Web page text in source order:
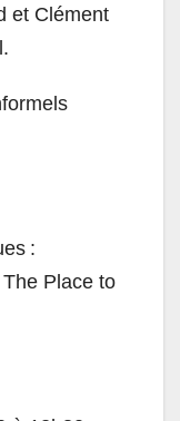
et Clément
:
Place to